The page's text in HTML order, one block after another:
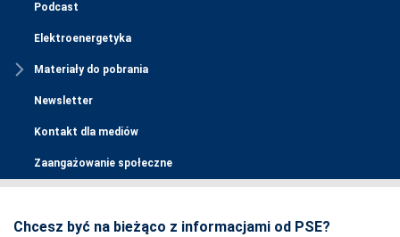
Podcast
Elektroenergetyka
Materiały do pobrania
Newsletter
Kontakt dla mediów
Zaangażowanie społeczne
Chcesz być na bieżąco z informacjami od PSE?